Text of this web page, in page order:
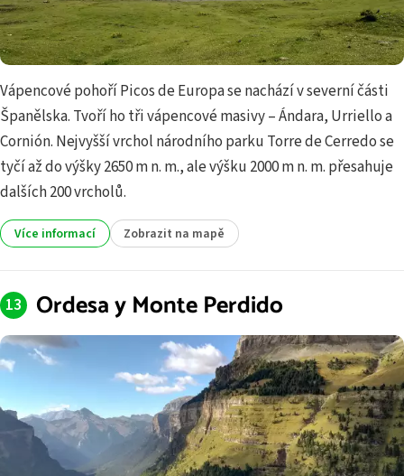
Vápencové pohoří Picos de Europa se nachází v severní části
Španělska. Tvoří ho tři vápencové masivy – Ándara, Urriello a
Cornión. Nejvyšší vrchol národního parku Torre de Cerredo se
tyčí až do výšky 2650 m n. m., ale výšku 2000 m n. m. přesahuje
dalších 200 vrcholů.
Více informací Zobrazit na mapě
Ordesa y Monte Perdido